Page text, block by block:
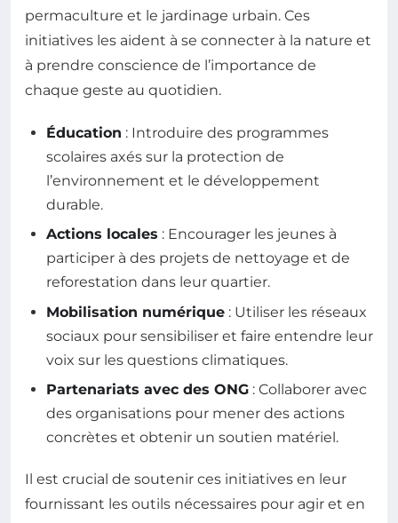
permaculture et le jardinage urbain. Ces
initiatives les aident à se connecter à la nature et
à prendre conscience de l’importance de
chaque geste au quotidien.
Éducation : Introduire des programmes
scolaires axés sur la protection de
l’environnement et le développement
durable.
Actions locales : Encourager les jeunes à
participer à des projets de nettoyage et de
reforestation dans leur quartier.
Mobilisation numérique : Utiliser les réseaux
sociaux pour sensibiliser et faire entendre leur
voix sur les questions climatiques.
Partenariats avec des ONG : Collaborer avec
des organisations pour mener des actions
concrètes et obtenir un soutien matériel.
Il est crucial de soutenir ces initiatives en leur
fournissant les outils nécessaires pour agir et en